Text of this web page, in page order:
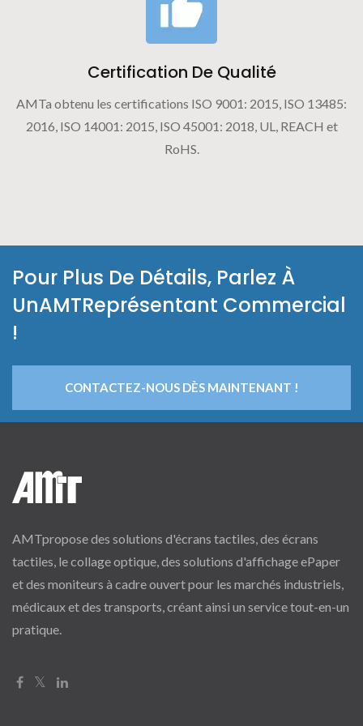
Certification De Qualité
AMTa obtenu les certifications ISO 9001: 2015, ISO 13485:
2016, ISO 14001: 2015, ISO 45001: 2018, UL, REACH et
RoHS.
Pour Plus De Détails, Parlez À
UnAMTReprésentant Commercial
!
CONTACTEZ-NOUS DÈS MAINTENANT !
AMTpropose des solutions d'écrans tactiles, des écrans
tactiles, le collage optique, des solutions d'affichage ePaper
et des moniteurs à cadre ouvert pour les marchés industriels,
médicaux et des transports, créant ainsi un service tout-en-un
pratique.